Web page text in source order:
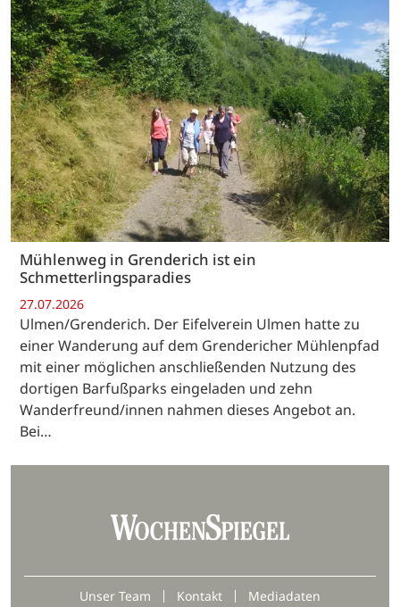
Mühlenweg in Grenderich ist ein
Schmetterlingsparadies
27.07.2026
Ulmen/Grenderich. Der Eifelverein Ulmen hatte zu
einer Wanderung auf dem Grendericher Mühlenpfad
mit einer möglichen anschließenden Nutzung des
dortigen Barfußparks eingeladen und zehn
Wanderfreund/innen nahmen dieses Angebot an.
Bei…
Unser Team Kontakt Mediadaten